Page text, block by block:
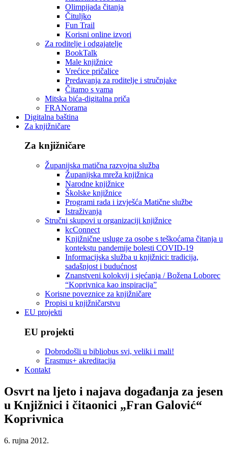
Olimpijada čitanja
Čituljko
Fun Trail
Korisni online izvori
Za roditelje i odgajatelje
BookTalk
Male knjižnice
Vrećice pričalice
Predavanja za roditelje i stručnjake
Čitamo s vama
Mitska bića-digitalna priča
FRANorama
Digitalna baština
Za knjižničare
Za knjižničare
Županijska matična razvojna služba
Županijska mreža knjižnica
Narodne knjižnice
Školske knjižnice
Programi rada i izvješća Matične službe
Istraživanja
Stručni skupovi u organizaciji knjižnice
kcConnect
Knjižnične usluge za osobe s teškoćama čitanja u
kontekstu pandemije bolesti COVID-19
Informacijska služba u knjižnici: tradicija,
sadašnjost i budućnost
Znanstveni kolokvij i sjećanja / Božena Loborec
“Koprivnica kao inspiracija”
Korisne poveznice za knjižničare
Propisi u knjižničarstvu
EU projekti
EU projekti
Dobrodošli u bibliobus svi, veliki i mali!
Erasmus+ akreditacija
Kontakt
Osvrt na ljeto i najava događanja za jesen
u Knjižnici i čitaonici „Fran Galović“
Koprivnica
6. rujna 2012.